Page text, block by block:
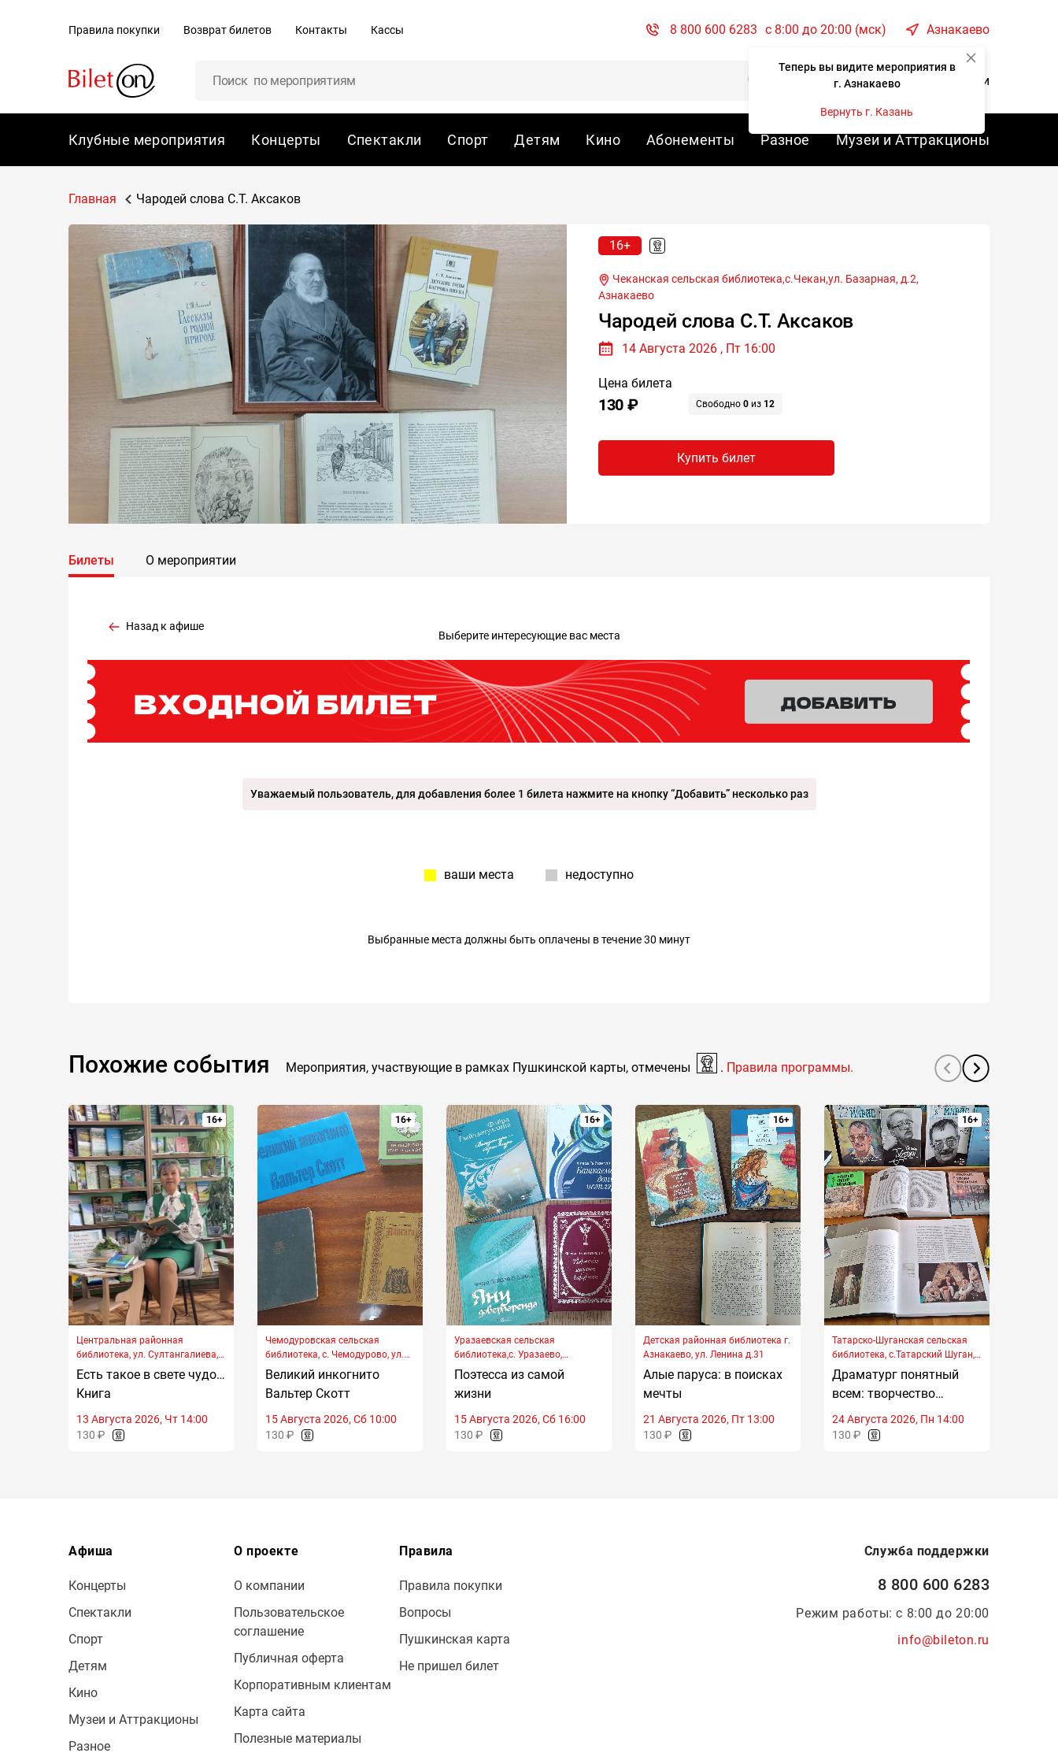
Правила покупки Возврат билетов Контакты Кассы 8 800 600 6283 c 8:00 до 20:00 (мск) Азнакаево
Теперь вы видите мероприятия в
г. Азнакаево
Вернуть г. Казань
Корзина Войти
Клубные мероприятия Концерты Спектакли Спорт Детям Кино Абонементы Разное Музеи и Аттракционы
Главная Чародей слова С.Т. Аксаков
16+
Чеканская сельская библиотека,с.Чекан,ул. Базарная, д.2,
Азнакаево
Чародей слова С.Т. Аксаков
14 Августа 2026 , Пт 16:00
Цена билета
130 ₽ Свободно 0из 12
Купить билет
Билеты О мероприятии
Назад к афише
Выберите интересующие вас места
Уважаемый пользователь, для добавления более 1 билета нажмите на кнопку “Добавить” несколько раз
ваши места недоступно
Выбранные места должны быть оплачены в течение 30 минут
Похожие события Мероприятия, участвующие в рамках Пушкинской карты, отмечены . Правила программы.
16+
Центральная районная
библиотека, ул. Султангалиева,
д. 24
Есть такое в свете чудо…
Книга
13 Августа 2026, Чт 14:00
130 ₽
16+
Чемодуровская сельская
библиотека, с. Чемодурово, ул.
Нагорная, д. 1А
Великий инкогнито
Вальтер Скотт
15 Августа 2026, Сб 10:00
130 ₽
16+
Уразаевская сельская
библиотека,с. Уразаево,
ул.Энгельса, д. 63
Поэтесса из самой
жизни
15 Августа 2026, Сб 16:00
130 ₽
16+
Детская районная библиотека г.
Азнакаево, ул. Ленина д.31
Алые паруса: в поисках
мечты
21 Августа 2026, Пт 13:00
130 ₽
16+
Татарско-Шуганская сельская
библиотека, с.Татарский Шуган,
ул. Советская д. 41 Б
Драматург понятный
всем: творчество
Туфана Миннуллина
24 Августа 2026, Пн 14:00
130 ₽
Афиша
Концерты
Спектакли
Спорт
Детям
Кино
Музеи и Аттракционы
Разное
О проекте
О компании
Пользовательское
соглашение
Публичная оферта
Корпоративным клиентам
Карта сайта
Полезные материалы
Правила
Правила покупки
Вопросы
Пушкинская карта
Не пришел билет
Служба поддержки
8 800 600 6283
Режим работы: с 8:00 до 20:00
info@bileton.ru